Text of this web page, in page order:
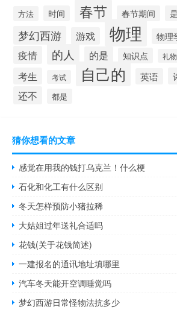
方法
时间 春节 春节期间
梦幻西游 游戏 物理 物理
疫情 的人 的是 知识点 礼物
考生 考试 自己的 英语
还不 都是
猜你想看的文章
感觉在用我的钱打乌克兰！什么梗
石化和化工有什么区别
冬天怎样预防小猪拉稀
大姑姐过年送礼合适吗
花钱(关于花钱简述)
一建报名的通讯地址填哪里
汽车冬天能开空调睡觉吗
梦幻西游日常怪物法抗多少